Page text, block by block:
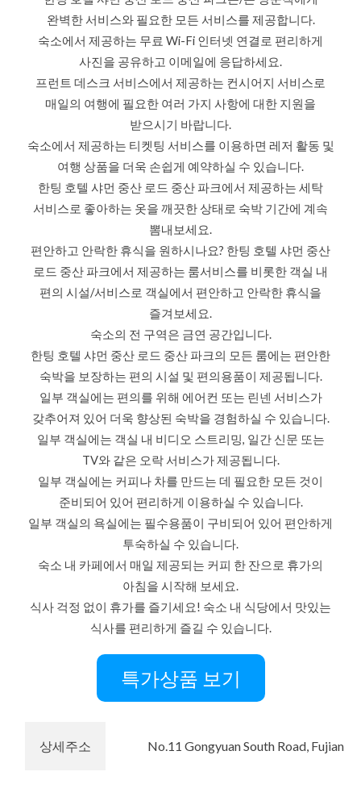
완벽한 서비스와 필요한 모든 서비스를 제공합니다.
숙소에서 제공하는 무료 Wi-Fi 인터넷 연결로 편리하게
사진을 공유하고 이메일에 응답하세요.
프런트 데스크 서비스에서 제공하는 컨시어지 서비스로
매일의 여행에 필요한 여러 가지 사항에 대한 지원을
받으시기 바랍니다.
숙소에서 제공하는 티켓팅 서비스를 이용하면 레저 활동 및
여행 상품을 더욱 손쉽게 예약하실 수 있습니다.
한팅 호텔 샤먼 중산 로드 중산 파크에서 제공하는 세탁
서비스로 좋아하는 옷을 깨끗한 상태로 숙박 기간에 계속
뽐내보세요.
편안하고 안락한 휴식을 원하시나요? 한팅 호텔 샤먼 중산
로드 중산 파크에서 제공하는 룸서비스를 비롯한 객실 내
편의 시설/서비스로 객실에서 편안하고 안락한 휴식을
즐겨보세요.
숙소의 전 구역은 금연 공간입니다.
한팅 호텔 샤먼 중산 로드 중산 파크의 모든 룸에는 편안한
숙박을 보장하는 편의 시설 및 편의용품이 제공됩니다.
일부 객실에는 편의를 위해 에어컨 또는 린넨 서비스가
갖추어져 있어 더욱 향상된 숙박을 경험하실 수 있습니다.
일부 객실에는 객실 내 비디오 스트리밍, 일간 신문 또는
TV와 같은 오락 서비스가 제공됩니다.
일부 객실에는 커피나 차를 만드는 데 필요한 모든 것이
준비되어 있어 편리하게 이용하실 수 있습니다.
일부 객실의 욕실에는 필수용품이 구비되어 있어 편안하게
투숙하실 수 있습니다.
숙소 내 카페에서 매일 제공되는 커피 한 잔으로 휴가의
아침을 시작해 보세요.
식사 걱정 없이 휴가를 즐기세요! 숙소 내 식당에서 맛있는
식사를 편리하게 즐길 수 있습니다.
특가상품 보기
상세주소 No.11 Gongyuan South Road, Fujian